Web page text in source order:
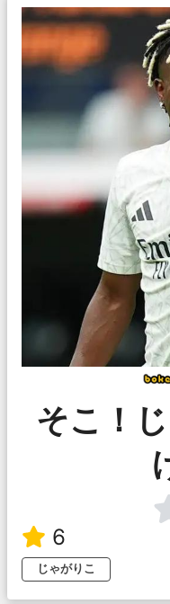
そこ！
6
じゃがりこ